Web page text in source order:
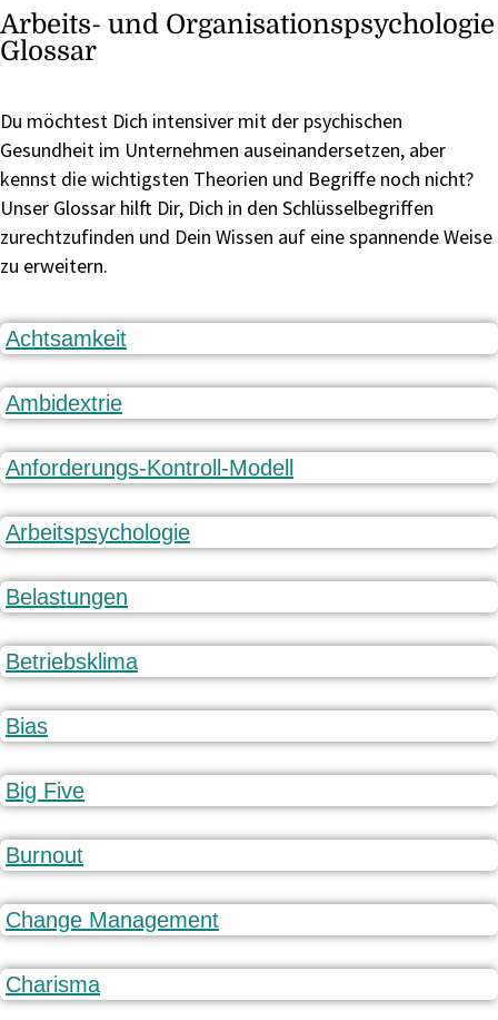
Arbeits- und Organisationspsychologie
Glossar
Du möchtest Dich intensiver mit der psychischen
Gesundheit im Unternehmen auseinandersetzen, aber
kennst die wichtigsten Theorien und Begriffe noch nicht?
Unser Glossar hilft Dir, Dich in den Schlüsselbegriffen
zurechtzufinden und Dein Wissen auf eine spannende Weise
zu erweitern.
Achtsamkeit
Ambidextrie
Anforderungs-Kontroll-Modell
Arbeitspsychologie
Belastungen
Betriebsklima
Bias
Big Five
Burnout
Change Management
Charisma